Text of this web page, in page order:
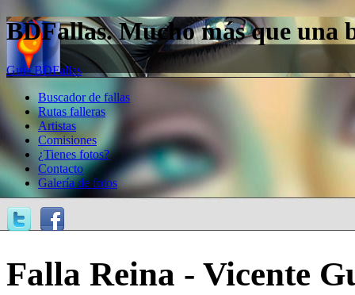
BDFallas. Mucho más que una
Guía BDFallas
Buscador de fallas
Rutas falleras
Artistas
Comisiones
¿Tienes fotos?
Contacto
Galería de fotos
Falla Reina - Vicente